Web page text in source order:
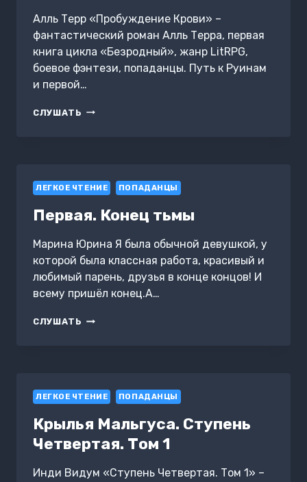
Алль Терр «Пробуждение Крови» –
фантастический роман Алль Терра, первая
книга цикла «Безродный», жанр LitRPG,
боевое фэнтези, попаданцы. Путь к Руинам
и первой…
СЛУШАТЬ ПЕРВАЯ
ЛЕГКОЕ ЧТЕНИЕ ПОПАДАНЦЫ
Первая. Конец тьмы
Марина Юрина Я была обычной девушкой, у
которой была классная работа, красивый и
любимый парень, друзья в конце концов! И
всему пришёл конец.А…
СЛУШАТЬ ПЕРВАЯ.
ЛЕГКОЕ ЧТЕНИЕ ПОПАДАНЦЫ
Крылья Мальгуса. Ступень
Четвертая. Том 1
Инди Видум «Ступень Четвертая. Том 1» –